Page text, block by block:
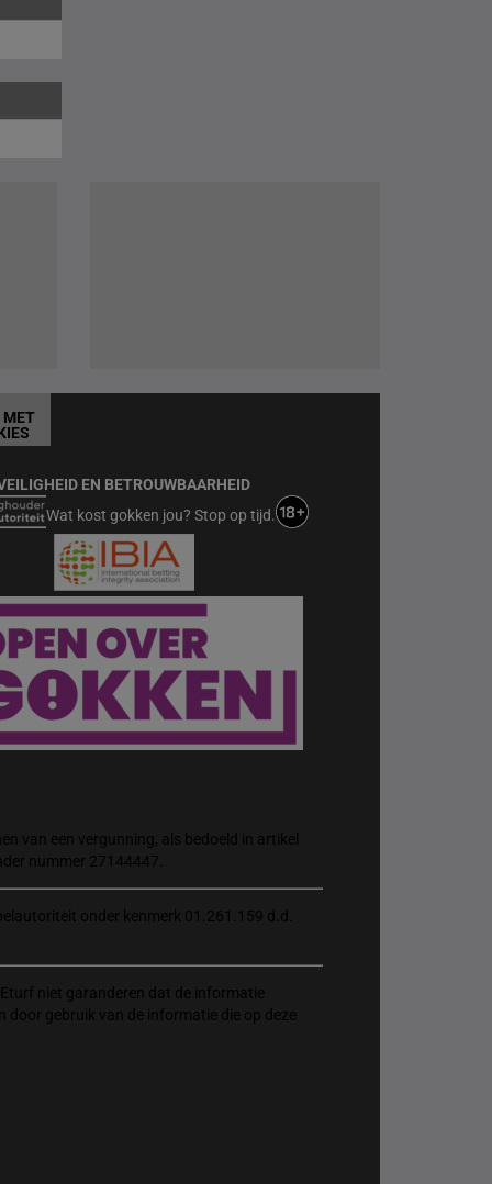
EN BETROUWBAARHEID
Wat kost gokken jou? Stop op tijd.
van een vergunning, als bedoeld in artikel
nummer 27144447.
onder kenmerk 01.261.159 d.d.
niet garanderen dat de informatie
gebruik van de informatie die op deze